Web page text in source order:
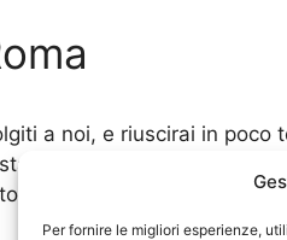
Per fornire le migliori esperienze,
a noi, e riuscirai in
è professionale ed
Roma: Tutto questo